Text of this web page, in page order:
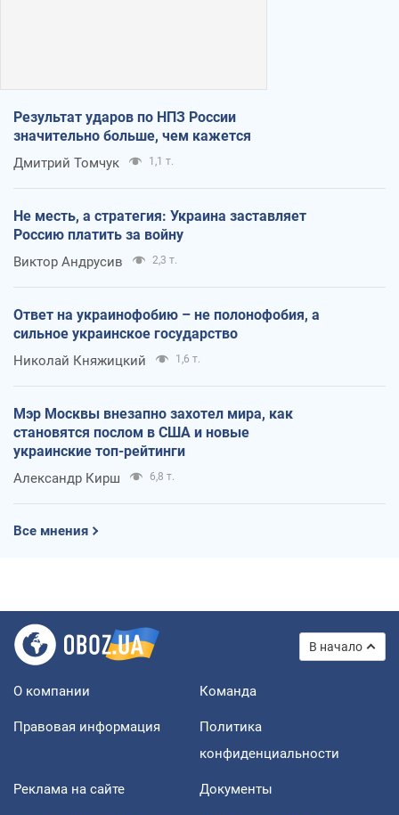
Результат ударов по НПЗ России
значительно больше, чем кажется
Дмитрий Томчук 1,1 т.
Не месть, а стратегия: Украина заставляет
Россию платить за войну
Виктор Андрусив 2,3 т.
Ответ на украинофобию – не полонофобия, а
сильное украинское государство
Николай Княжицкий 1,6 т.
Мэр Москвы внезапно захотел мира, как
становятся послом в США и новые
украинские топ-рейтинги
Александр Кирш 6,8 т.
Все мнения
В начало
О компании Команда
Правовая информация
Политика
конфиденциальности
Реклама на сайте Документы